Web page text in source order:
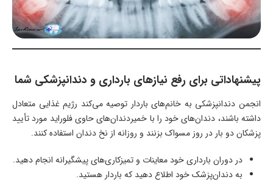
پیشنهاداتی برای رفع نیازهای بارداری و دندانپزشکی شما
انجمن دندانپزشکی به خانم‌های باردار توصیه می‌کند رژیم غذایی متعادل
داشته باشند، دندان‌های خود را با خمیردندان‌های حاوی فلوراید مورد تأیید
پزشکان دو بار در روز مسواک بزنند و روزانه از نخ دندان استفاده کنند.
در دوران بارداری خود معاینات و تمیزکاری‌های پیشگیرانه انجام دهید.
به دندان‌پزشک خود اطلاع دهید که باردار هستید.